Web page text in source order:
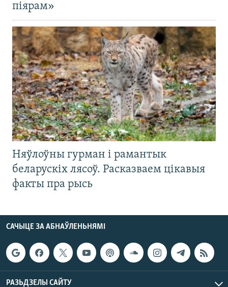
піярам»
Няўлоўны гурман і рамантык
беларускіх лясоў. Расказваем цікавыя
факты пра рысь
САЧЫЦЕ ЗА АБНАЎЛЕНЬНЯМІ
РАЗЬДЗЕЛЫ САЙТУ